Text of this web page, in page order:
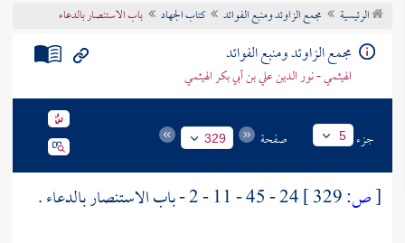
تراجم الأعلام
الرئيسية مجمع الزاوئد ومنبع الفوائد كتاب الجهاد باب الاستنصار بالدعاء
مجمع الزاوئد ومنبع الفوائد
الهيثمي - نور الدين علي بن أبي بكر الهيثمي
جزء 5 صفحة 329
[ص:
24 - 45 - 11 - 2 - باب الاستنصار بالدعاء .